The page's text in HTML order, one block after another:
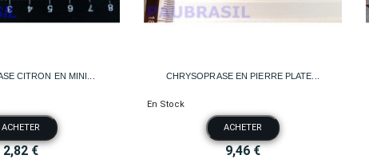
CITRON EN MINI...
ACHETER
2,82 €
CHRYSOPRASE EN PIERRE PLATE...
En Stock
ACHETER
9,46 €